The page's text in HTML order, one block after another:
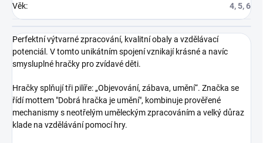
Věk: 4, 5, 6
Perfektní výtvarné zpracování, kvalitní obaly a vzdělávací
potenciál. V tomto unikátním spojení vznikají krásné a navíc
smysluplné hračky pro zvídavé děti.
Hračky splňují tři pilíře: „Objevování, zábava, umění“. Značka se
řídí mottem "Dobrá hračka je umění", kombinuje prověřené
mechanismy s neotřelým uměleckým zpracováním a velký důraz
klade na vzdělávání pomocí hry.